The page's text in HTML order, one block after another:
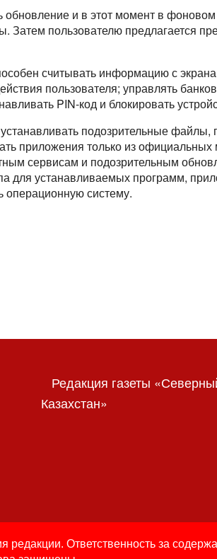
и в этот момент в
Затем пользователю предлагается
считывать информацию с
пользователя; управлять
PIN-код и блокировать
подозрительные файлы,
приложения только из
сервисам и подозрительным
для устанавливаемых программ,
операционную систему.
Редакция газеты
Казахстан»
Ответственность за